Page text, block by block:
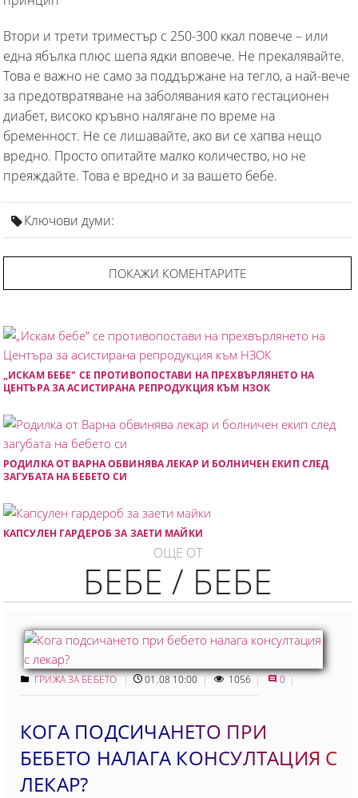
Втори и трети триместър с 250-300 ккал повече – или
една ябълка плюс шепа ядки вповече. Не прекалявайте.
Това е важно не само за поддържане на тегло, а най-вече
за предотвратяване на заболявания като гестационен
диабет, високо кръвно налягане по време на
бременност. Не се лишавайте, ако ви се хапва нещо
вредно. Просто опитайте малко количество, но не
преяждайте. Това е вредно и за вашето бебе.
Ключови думи:
ПОКАЖИ КОМЕНТАРИТЕ
„ИСКАМ БЕБЕ" СЕ ПРОТИВОПОСТАВИ НА ПРЕХВЪРЛЯНЕТО НА
ЦЕНТЪРА ЗА АСИСТИРАНА РЕПРОДУКЦИЯ КЪМ НЗОК
РОДИЛКА ОТ ВАРНА ОБВИНЯВА ЛЕКАР И БОЛНИЧЕН ЕКИП СЛЕД
ЗАГУБАТА НА БЕБЕТО СИ
КАПСУЛЕН ГАРДЕРОБ ЗА ЗАЕТИ МАЙКИ
ОЩЕ ОТ
БЕБЕ / БЕБЕ
ГРИЖА ЗА БЕБЕТО 01.08 10:00 1056 0
КОГА ПОДСИЧАНЕТО ПРИ
БЕБЕТО НАЛАГА КОНСУЛТАЦИЯ С
ЛЕКАР?